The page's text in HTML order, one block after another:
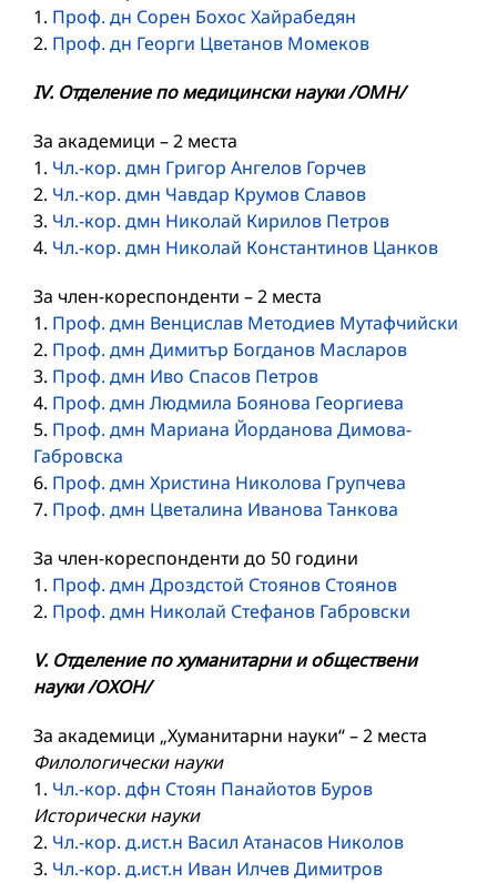
1. Проф. дн Сорен Бохос Хайрабедян
2. Проф. дн Георги Цветанов Момеков
IV. Отделение по медицински науки /ОМН/
За академици – 2 места
1. Чл.-кор. дмн Григор Ангелов Горчев
2. Чл.-кор. дмн Чавдар Крумов Славов
3. Чл.-кор. дмн Николай Кирилов Петров
4. Чл.-кор. дмн Николай Константинов Цанков
За член-кореспонденти – 2 места
1. Проф. дмн Венцислав Методиев Мутафчийски
2. Проф. дмн Димитър Богданов Масларов
3. Проф. дмн Иво Спасов Петров
4. Проф. дмн Людмила Боянова Георгиева
5. Проф. дмн Мариана Йорданова Димова-
Габровска
6. Проф. дмн Христина Николова Групчева
7. Проф. дмн Цветалина Иванова Танкова
За член-кореспонденти до 50 години
1. Проф. дмн Дроздстой Стоянов Стоянов
2. Проф. дмн Николай Стефанов Габровски
V. Отделение по хуманитарни и обществени
науки /ОХОН/
За академици „Хуманитарни науки“ – 2 места
Филологически науки
1. Чл.-кор. дфн Стоян Панайотов Буров
Исторически науки
2. Чл.-кор. д.ист.н Васил Атанасов Николов
3. Чл.-кор. д.ист.н Иван Илчев Димитров